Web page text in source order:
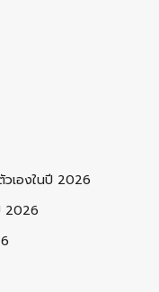
วเองในปี 2026
2026